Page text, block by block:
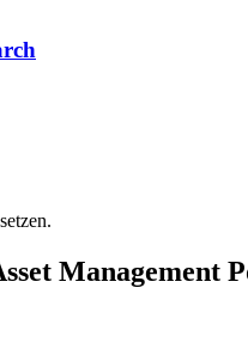
Management